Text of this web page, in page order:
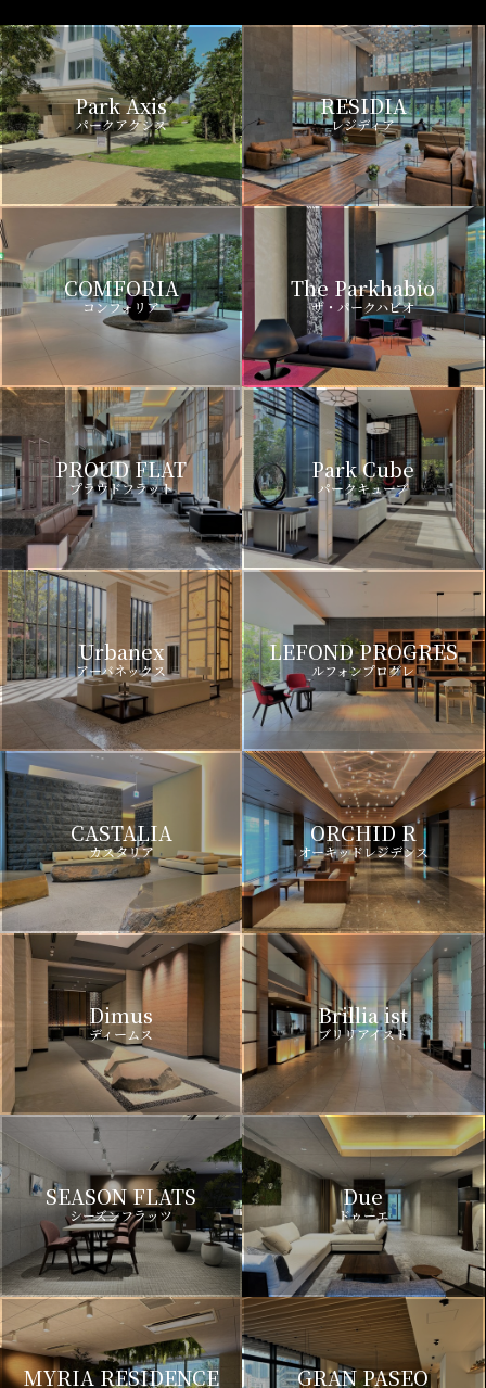
Park Axis
パークアクシス
RESIDIA
レジディア
COMFORIA
コンフォリア
The Parkhabio
ザ・パークハビオ
PROUD FLAT
プラウドフラット
Park Cube
パークキューブ
Urbanex
アーバネックス
LEFOND PROGRES
ルフォンプログレ
CASTALIA
カスタリア
ORCHID R
オーキッドレジデンス
Dimus
ディームス
Brillia ist
ブリリアイスト
SEASON FLATS
シーズンフラッツ
Due
ドゥーエ
MYRIA RESIDENCE GRAN PASEO